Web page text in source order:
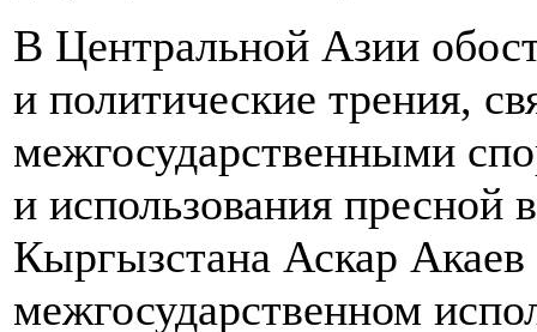
В Центральной Азии
и политические трения,
межгосударственными
и использования пресной
Кыргызстана Аскар
межгосударственном